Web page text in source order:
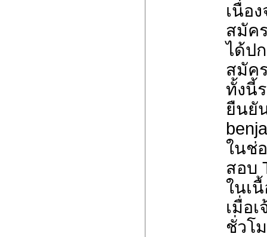
เนื่อ
สมัค
ได้ป
สมัค
ทั้งนี้
ยืนยั
ในช่
สอบ
ในเ
เมื่อ
ชั่วโ